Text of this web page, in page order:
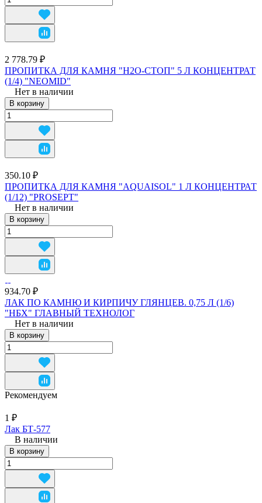
2 778.79 ₽
ПРОПИТКА ДЛЯ КАМНЯ "Н2О-СТОП" 5 Л КОНЦЕНТРАТ
(1/4) "NEOMID"
Нет в наличии
В корзину
350.10 ₽
ПРОПИТКА ДЛЯ КАМНЯ "AQUAISOL" 1 Л КОНЦЕНТРАТ
(1/12) "PROSEPT"
Нет в наличии
В корзину
934.70 ₽
ЛАК ПО КАМНЮ И КИРПИЧУ ГЛЯНЦЕВ. 0,75 Л (1/6)
"НБХ" ГЛАВНЫЙ ТЕХНОЛОГ
Нет в наличии
В корзину
Рекомендуем
1 ₽
Лак БТ-577
В наличии
В корзину